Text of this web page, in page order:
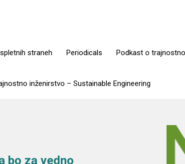
straneh Periodicals Podkast o
inženirstvo – Sustainable Engineering
bo za vedno